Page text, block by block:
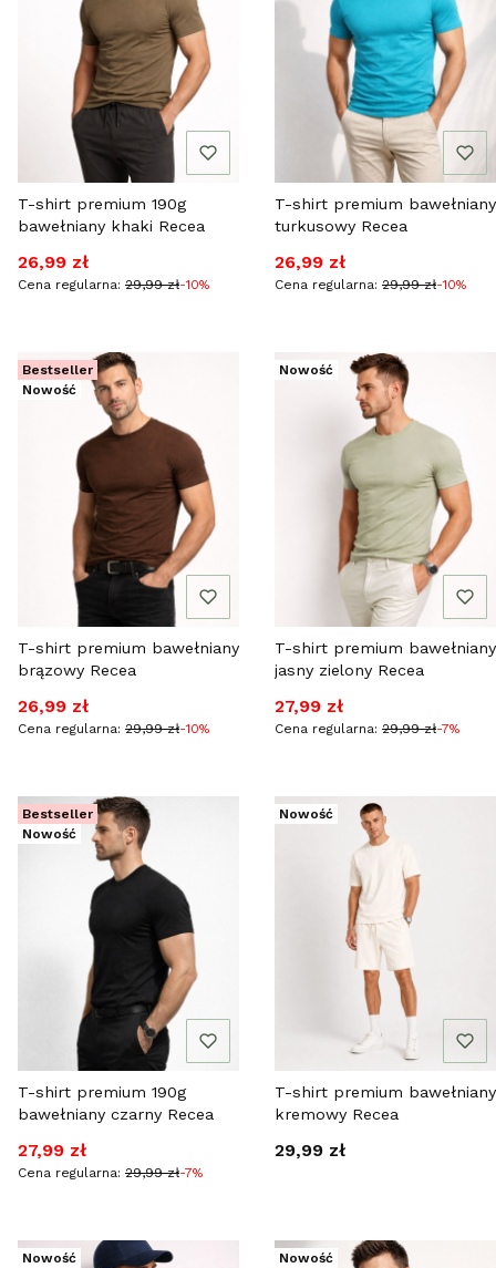
T-shirt premium 190g
bawełniany khaki Recea
Cena promocyjna
26,99 zł
Cena regularna: 29,99 zł-10%
T-shirt premium bawełniany
turkusowy Recea
Cena promocyjna
26,99 zł
Cena regularna: 29,99 zł-10%
Bestseller
Nowość
T-shirt premium bawełniany
brązowy Recea
Cena promocyjna
26,99 zł
Cena regularna: 29,99 zł-10%
Nowość
T-shirt premium bawełniany
jasny zielony Recea
Cena promocyjna
27,99 zł
Cena regularna: 29,99 zł-7%
Bestseller
Nowość
T-shirt premium 190g
bawełniany czarny Recea
Cena promocyjna
27,99 zł
Cena regularna: 29,99 zł-7%
Nowość
T-shirt premium bawełniany
kremowy Recea
Cena
29,99 zł
Nowość Nowość